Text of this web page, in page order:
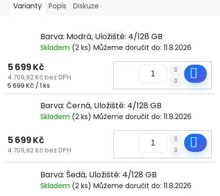
Varianty Popis Diskuze
Barva: Modrá, Uložiště: 4/128 GB
Skladem (2 ks) Můžeme doručit do: 11.8.2026
5 699 Kč
4 709,92 Kč bez DPH
Měrná
cena:
5 699 Kč / 1 ks
Barva: Černá, Uložiště: 4/128 GB
Skladem (2 ks) Můžeme doručit do: 11.8.2026
5 699 Kč
4 709,92 Kč bez DPH
Barva: Šedá, Uložiště: 4/128 GB
Skladem (2 ks) Můžeme doručit do: 11.8.2026